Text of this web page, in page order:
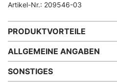
Artikel-Nr.: 209546-03
PRODUKTVORTEILE
ALLGEMEINE ANGABEN
SONSTIGES